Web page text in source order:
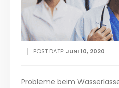
POST DATE:JUNI 10, 2020
Probleme beim